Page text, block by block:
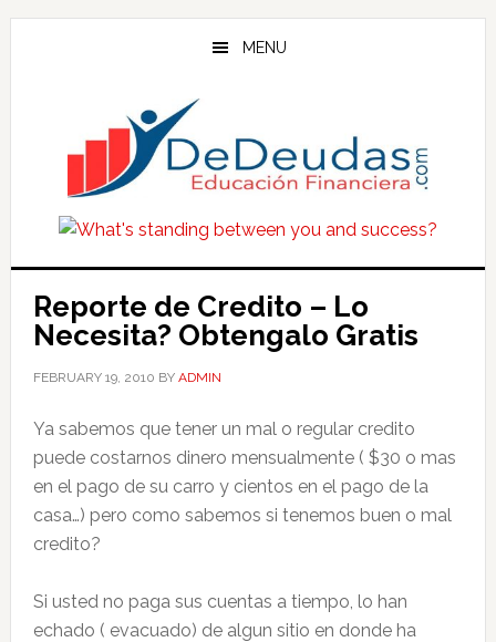
Skip
Skip
Skip
MENU
Reporte de Credito – Lo
Necesita? Obtengalo Gratis
FEBRUARY 19, 2010 BY ADMIN
Ya sabemos que tener un mal o regular credito
puede costarnos dinero mensualmente ( $30 o mas
en el pago de su carro y cientos en el pago de la
casa…) pero como sabemos si tenemos buen o mal
credito?
Si usted no paga sus cuentas a tiempo, lo han
echado ( evacuado) de algun sitio en donde ha